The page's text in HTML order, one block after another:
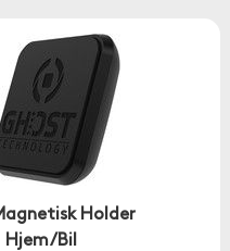
Holder
Hjem/Bil